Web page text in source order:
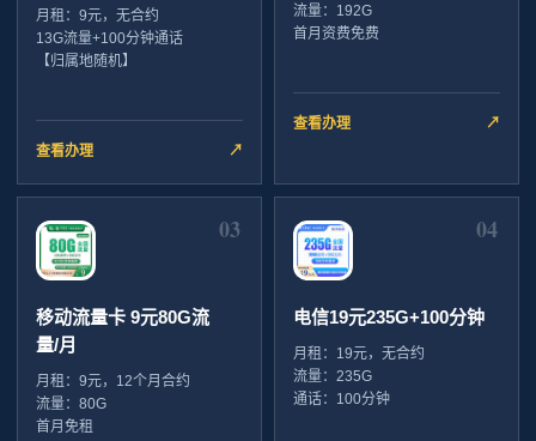
月租：9元，无合约
13G流量+100分钟通话
【归属地随机】
查看办理 ↗
流量：192G
首月资费免费
查看办理 ↗
03
移动流量卡 9元80G流
量/月
月租：9元，12个月合约
流量：80G
首月免租
04
电信19元235G+100分钟
月租：19元，无合约
流量：235G
通话：100分钟